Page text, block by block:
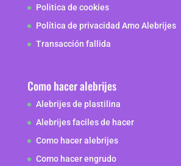
Politica de cookies
Política de privacidad Amo Alebrijes
Transacción fallida
Como hacer alebrijes
Alebrijes de plastilina
Alebrijes faciles de hacer
Como hacer alebrijes
Como hacer engrudo